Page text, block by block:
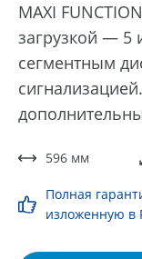
MAXI
загрузкой — 5
сегментным
596 мм
Полная
изложенную в